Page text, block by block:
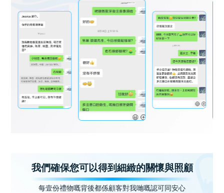
我們確保您可以得到細緻的關懷與照顧
每壹份禮物嘅背後都係顧客對我哋嘅認可同安心